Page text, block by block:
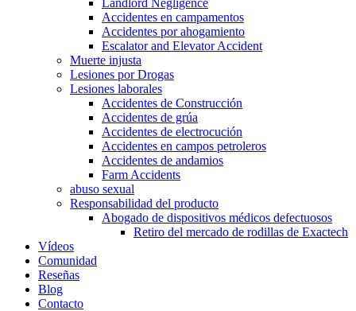
Landlord Negligence
Accidentes en campamentos
Accidentes por ahogamiento
Escalator and Elevator Accident
Muerte injusta
Lesiones por Drogas
Lesiones laborales
Accidentes de Construcción
Accidentes de grúa
Accidentes de electrocución
Accidentes en campos petroleros
Accidentes de andamios
Farm Accidents
abuso sexual
Responsabilidad del producto
Abogado de dispositivos médicos defectuosos
Retiro del mercado de rodillas de Exactech
Vídeos
Comunidad
Reseñas
Blog
Contacto